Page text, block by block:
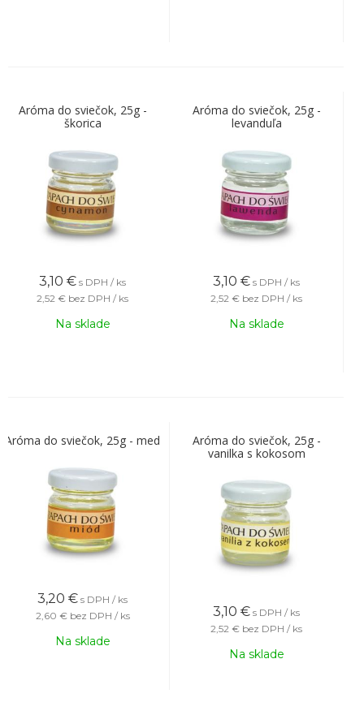
Aróma do sviečok, 25g -
škorica
3,10 € s DPH / ks
2,52 € bez DPH / ks
Na sklade
Aróma do sviečok, 25g -
levanduľa
3,10 € s DPH / ks
2,52 € bez DPH / ks
Na sklade
Aróma do sviečok, 25g - med
3,20 € s DPH / ks
2,60 € bez DPH / ks
Na sklade
Aróma do sviečok, 25g -
vanilka s kokosom
3,10 € s DPH / ks
2,52 € bez DPH / ks
Na sklade